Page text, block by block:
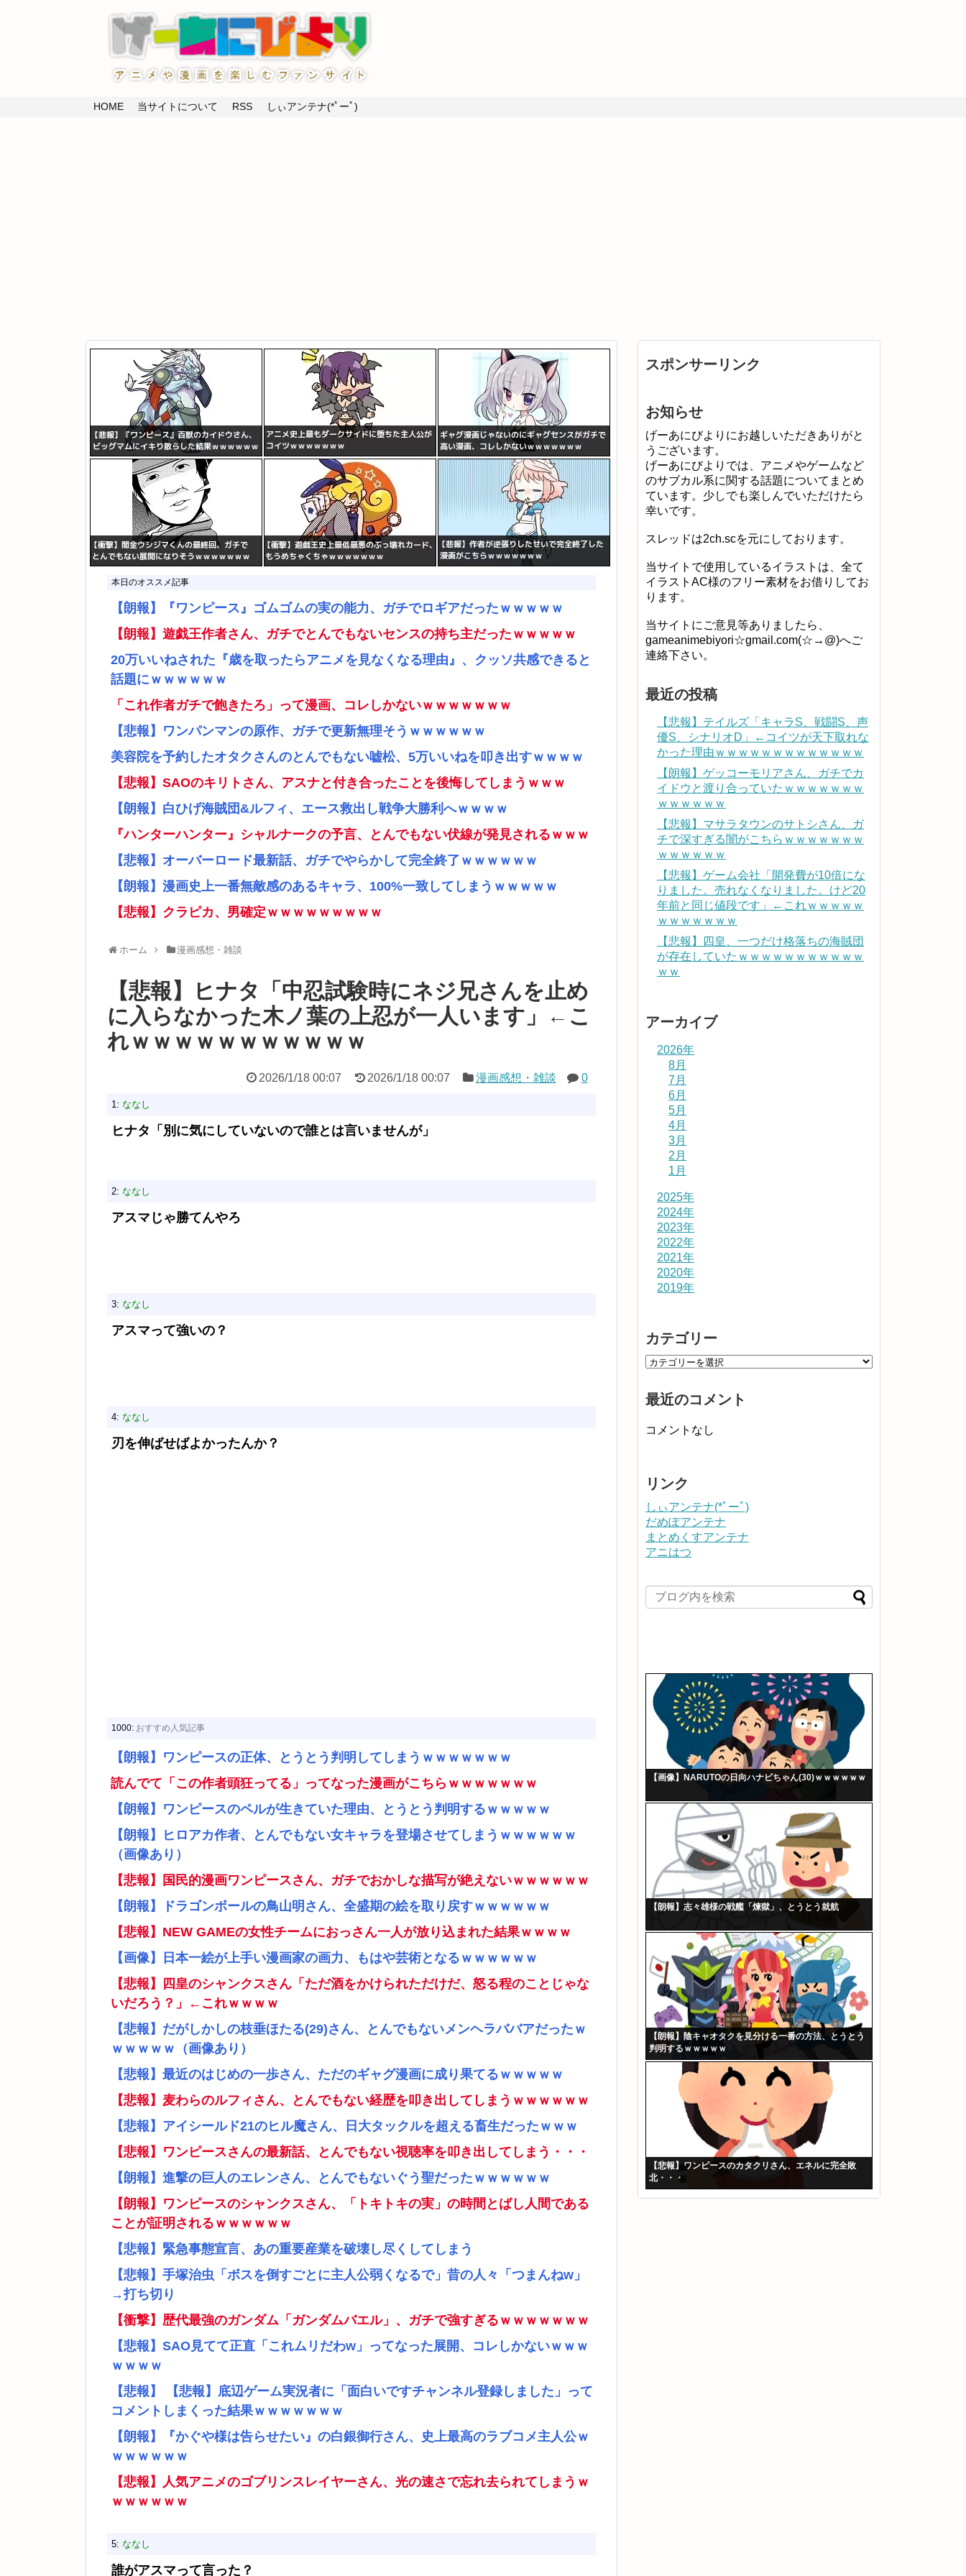
HOME 当サイトについて RSS しぃアンテナ(*ﾟーﾟ)
本日のオススメ記事
【朗報】『ワンピース』ゴムゴムの実の能力、ガチでロギアだったｗｗｗｗｗ
【朗報】遊戯王作者さん、ガチでとんでもないセンスの持ち主だったｗｗｗｗｗ
20万いいねされた『歳を取ったらアニメを見なくなる理由』、クッソ共感できると
話題にｗｗｗｗｗｗ
「これ作者ガチで飽きたろ」って漫画、コレしかないｗｗｗｗｗｗｗ
【悲報】ワンパンマンの原作、ガチで更新無理そうｗｗｗｗｗｗ
美容院を予約したオタクさんのとんでもない嘘松、5万いいねを叩き出すｗｗｗｗ
【悲報】SAOのキリトさん、アスナと付き合ったことを後悔してしまうｗｗｗ
【朗報】白ひげ海賊団&ルフィ、エース救出し戦争大勝利へｗｗｗｗ
『ハンターハンター』シャルナークの予言、とんでもない伏線が発見されるｗｗｗ
【悲報】オーバーロード最新話、ガチでやらかして完全終了ｗｗｗｗｗｗ
【朗報】漫画史上一番無敵感のあるキャラ、100%一致してしまうｗｗｗｗｗ
【悲報】クラピカ、男確定ｗｗｗｗｗｗｗｗｗ
ホーム 漫画感想・雑談
【悲報】ヒナタ「中忍試験時にネジ兄さんを止め
に入らなかった木ノ葉の上忍が一人います」←こ
れｗｗｗｗｗｗｗｗｗｗｗ
2026/1/18 00:07 2026/1/18 00:07 漫画感想・雑談 0
1: ななし
ヒナタ「別に気にしていないので誰とは言いませんが」
2: ななし
アスマじゃ勝てんやろ
3: ななし
アスマって強いの？
4: ななし
刃を伸ばせばよかったんか？
1000: おすすめ人気記事
【朗報】ワンピースの正体、とうとう判明してしまうｗｗｗｗｗｗｗ
読んでて「この作者頭狂ってる」ってなった漫画がこちらｗｗｗｗｗｗｗ
【朗報】ワンピースのペルが生きていた理由、とうとう判明するｗｗｗｗｗ
【朗報】ヒロアカ作者、とんでもない女キャラを登場させてしまうｗｗｗｗｗｗ
（画像あり）
【悲報】国民的漫画ワンピースさん、ガチでおかしな描写が絶えないｗｗｗｗｗｗ
【朗報】ドラゴンボールの鳥山明さん、全盛期の絵を取り戻すｗｗｗｗｗｗ
【悲報】NEW GAMEの女性チームにおっさん一人が放り込まれた結果ｗｗｗｗ
【画像】日本一絵が上手い漫画家の画力、もはや芸術となるｗｗｗｗｗｗ
【悲報】四皇のシャンクスさん「ただ酒をかけられただけだ、怒る程のことじゃな
いだろう？」←これｗｗｗｗ
【悲報】だがしかしの枝垂ほたる(29)さん、とんでもないメンヘラババアだったｗ
ｗｗｗｗｗ（画像あり）
【悲報】最近のはじめの一歩さん、ただのギャグ漫画に成り果てるｗｗｗｗｗ
【悲報】麦わらのルフィさん、とんでもない経歴を叩き出してしまうｗｗｗｗｗｗ
【悲報】アイシールド21のヒル魔さん、日大タックルを超える畜生だったｗｗｗ
【悲報】ワンピースさんの最新話、とんでもない視聴率を叩き出してしまう・・・
【朗報】進撃の巨人のエレンさん、とんでもないぐう聖だったｗｗｗｗｗｗ
【朗報】ワンピースのシャンクスさん、「トキトキの実」の時間とばし人間である
ことが証明されるｗｗｗｗｗｗ
【悲報】緊急事態宣言、あの重要産業を破壊し尽くしてしまう
【悲報】手塚治虫「ボスを倒すごとに主人公弱くなるで」昔の人々「つまんねw」
→打ち切り
【衝撃】歴代最強のガンダム「ガンダムバエル」、ガチで強すぎるｗｗｗｗｗｗｗ
【悲報】SAO見てて正直「これムリだわw」ってなった展開、コレしかないｗｗｗ
ｗｗｗｗ
【悲報】 【悲報】底辺ゲーム実況者に「面白いですチャンネル登録しました」って
コメントしまくった結果ｗｗｗｗｗｗｗ
【朗報】『かぐや様は告らせたい』の白銀御行さん、史上最高のラブコメ主人公ｗ
ｗｗｗｗｗｗ
【悲報】人気アニメのゴブリンスレイヤーさん、光の速さで忘れ去られてしまうｗ
ｗｗｗｗｗｗ
5: ななし
誰がアスマって言った？
スポンサーリンク
お知らせ
げーあにびよりにお越しいただきありがと
うございます。
げーあにびよりでは、アニメやゲームなど
のサブカル系に関する話題についてまとめ
ています。少しでも楽しんでいただけたら
幸いです。
スレッドは2ch.scを元にしております。
当サイトで使用しているイラストは、全て
イラストAC様のフリー素材をお借りしてお
ります。
当サイトにご意見等ありましたら、
gameanimebiyori☆gmail.com(☆→@)へご
連絡下さい。
最近の投稿
【悲報】テイルズ「キャラS、戦闘S、声
優S、シナリオD」←コイツが天下取れな
かった理由ｗｗｗｗｗｗｗｗｗｗｗｗｗ
【朗報】ゲッコーモリアさん、ガチでカ
イドウと渡り合っていたｗｗｗｗｗｗｗ
ｗｗｗｗｗｗ
【悲報】マサラタウンのサトシさん、ガ
チで深すぎる闇がこちらｗｗｗｗｗｗｗ
ｗｗｗｗｗｗ
【悲報】ゲーム会社「開発費が10倍にな
りました。売れなくなりました。けど20
年前と同じ値段です」←これｗｗｗｗｗ
ｗｗｗｗｗｗｗ
【悲報】四皇、一つだけ格落ちの海賊団
が存在していたｗｗｗｗｗｗｗｗｗｗｗ
ｗｗ
アーカイブ
2026年
8月
7月
6月
5月
4月
3月
2月
1月
2025年
2024年
2023年
2022年
2021年
2020年
2019年
カテゴリー
最近のコメント
コメントなし
リンク
しぃアンテナ(*ﾟーﾟ)
だめぽアンテナ
まとめくすアンテナ
アニはつ
【画像】NARUTOの日向ハナビちゃん(30)ｗｗｗｗｗｗ
【朗報】志々雄様の戦艦「煉獄」、とうとう就航
【朗報】陰キャオタクを見分ける一番の方法、とうとう
判明するｗｗｗｗｗ
【悲報】ワンピースのカタクリさん、エネルに完全敗
北・・・